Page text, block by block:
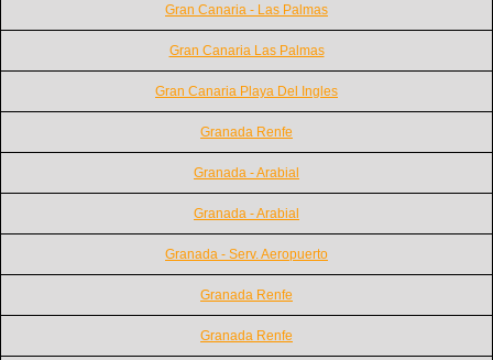
Gran Canaria - Las Palmas
Gran Canaria Las Palmas
Gran Canaria Playa Del Ingles
Granada Renfe
Granada - Arabial
Granada - Arabial
Granada - Serv. Aeropuerto
Granada Renfe
Granada Renfe